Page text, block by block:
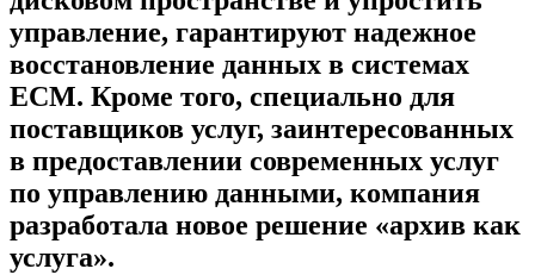
управление, гарантируют надежное
восстановление данных в системах
ECM. Кроме того, специально для
поставщиков услуг, заинтересованных
в предоставлении современных услуг
по управлению данными, компания
разработала новое решение «архив как
услуга».